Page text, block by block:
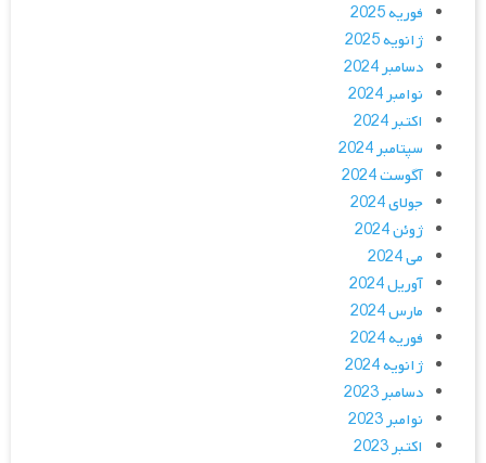
فوریه 2025
ژانویه 2025
دسامبر 2024
نوامبر 2024
اکتبر 2024
سپتامبر 2024
آگوست 2024
جولای 2024
ژوئن 2024
می 2024
آوریل 2024
مارس 2024
فوریه 2024
ژانویه 2024
دسامبر 2023
نوامبر 2023
اکتبر 2023